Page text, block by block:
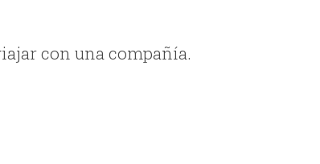
con una compañía.